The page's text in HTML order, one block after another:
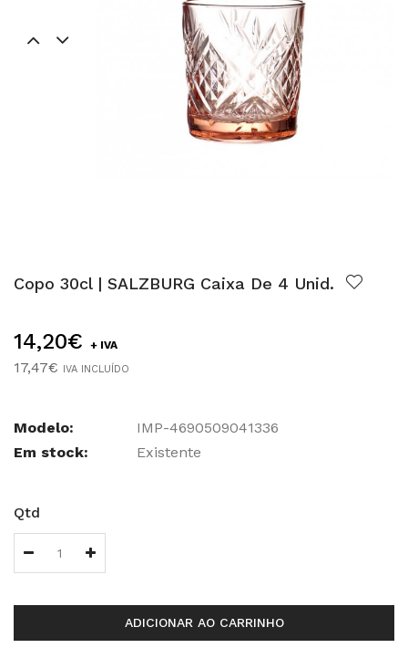
Copo 30cl | SALZBURG Caixa De 4 Unid.
14,20€ + IVA
17,47€ IVA INCLUÍDO
Modelo:
IMP-4690509041336
Em stock:
Existente
Qtd
ADICIONAR AO CARRINHO